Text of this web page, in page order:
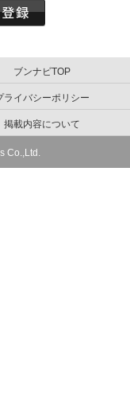
ブンナビTOP
ライバシーポリシー
掲載内容について
Co.,Ltd.